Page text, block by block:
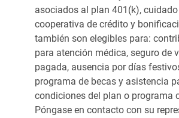
asociados al plan 401(k),
cooperativa de crédito y
también son elegibles para:
para atención médica, seguro de
pagada, ausencia por días
programa de becas y asistencia
condiciones del plan o programa
Póngase en contacto con su